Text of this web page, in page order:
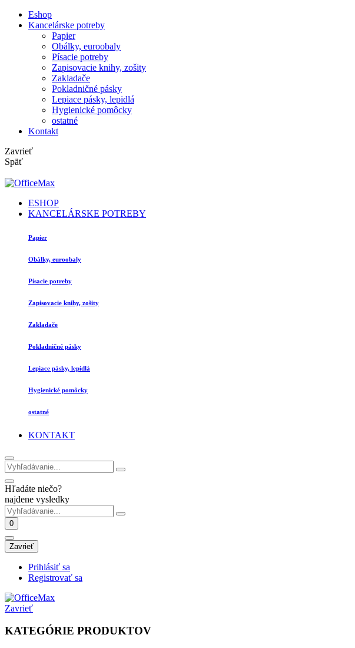
Eshop
Kancelárske potreby
Papier
Obálky, euroobaly
Písacie potreby
Zapisovacie knihy, zošity
Zakladače
Pokladničné pásky
Lepiace pásky, lepidlá
Hygienické pomôcky
ostatné
Kontakt
Zavrieť
Späť
ESHOP
KANCELÁRSKE POTREBY
Papier
Obálky, euroobaly
Písacie potreby
Zapisovacie knihy, zošity
Zakladače
Pokladničné pásky
Lepiace pásky, lepidlá
Hygienické pomôcky
ostatné
KONTAKT
Hľadáte niečo?
najdene vysledky
0
Zavrieť
Prihlásiť sa
Registrovať sa
Zavrieť
KATEGÓRIE PRODUKTOV